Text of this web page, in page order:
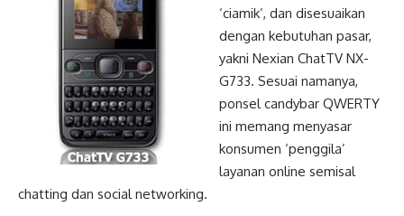
‘ciamik’, dan disesuaikan
dengan kebutuhan pasar,
yakni Nexian ChatTV NX-
G733. Sesuai namanya,
ponsel candybar QWERTY
ini memang menyasar
konsumen ‘penggila’
layanan online semisal
chatting dan social networking.